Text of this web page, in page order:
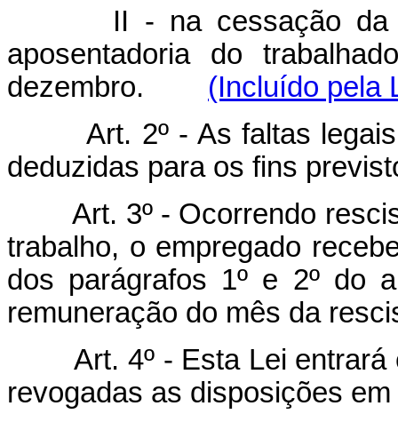
II - na cessação da
aposentadoria do
dezembro. (Incluído pela
Art. 2º - As faltas
deduzidas para os fins
Art. 3º - Ocorrendo
trabalho, o empregado
dos parágrafos 1º e 2º do
remuneração do mês da
Art. 4º - Esta Lei
revogadas as disposições